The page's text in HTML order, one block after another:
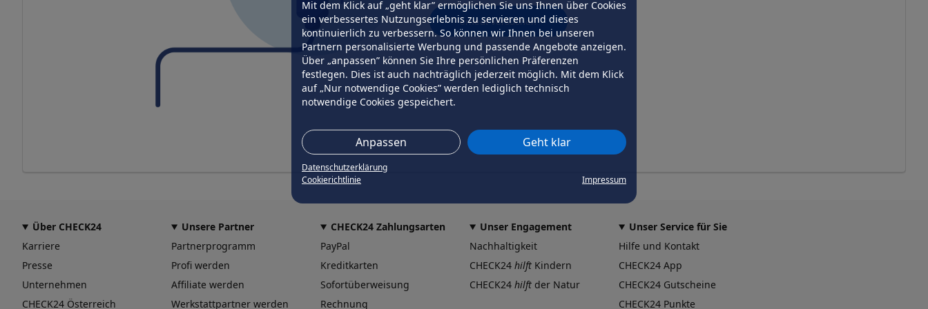
Mit dem Klick auf „geht klar” ermöglichen Sie uns Ihnen über Cookies
ein verbessertes Nutzungserlebnis zu servieren und dieses
kontinuierlich zu verbessern. So können wir Ihnen bei unseren
Partnern personalisierte Werbung und passende Angebote anzeigen.
Über „anpassen” können Sie Ihre persönlichen Präferenzen
festlegen. Dies ist auch nachträglich jederzeit möglich. Mit dem Klick
auf „Nur notwendige Cookies” werden lediglich technisch
notwendige Cookies gespeichert.
Anpassen Geht klar
Datenschutzerklärung
Cookierichtlinie
Impressum
erneut versuchen
Über CHECK24
Karriere
Presse
Unternehmen
CHECK24 Österreich
Unsere Partner
Partnerprogramm
Profi werden
Affiliate werden
Werkstattpartner werden
CHECK24 Zahlungsarten
PayPal
Kreditkarten
Sofortüberweisung
Rechnung
Unser Engagement
Nachhaltigkeit
CHECK24 hilft Kindern
CHECK24 hilft der Natur
Unser Service für Sie
Hilfe und Kontakt
CHECK24 App
CHECK24 Gutscheine
CHECK24 Punkte